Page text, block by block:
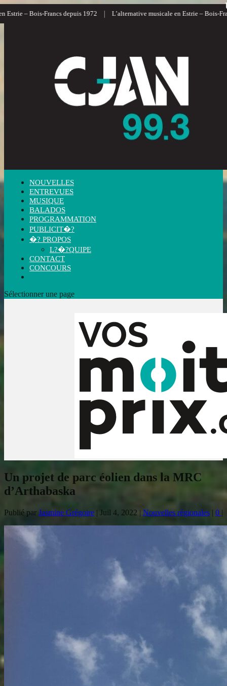
– Bois-Francs depuis 1972 | L’alternative musicale en Estrie – Bois-Francs
NOUVELLES
ENTREVUES
MUSIQUE
BALADOS
PROGRAMMATION
PUBLICIT�?
�? PROPOS
L?�?QUIPE
CONTACT
CONCOURS
Sélectionner une page
Un projet de parc éolien dans la MRC
d’Arthabaska
Publié par Jasmine Grégoire | Juil 4, 2022 | Nouvelles régionales | 0 |